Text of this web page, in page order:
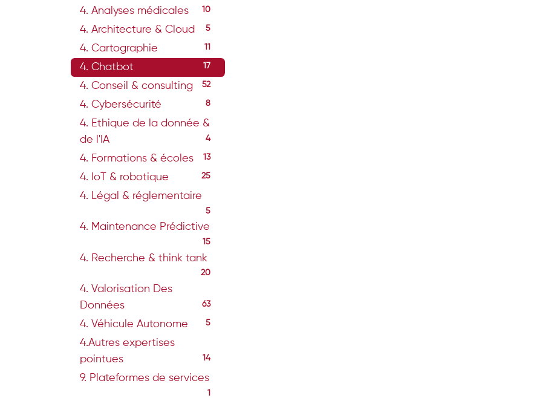
4. Analyses médicales 10
4. Architecture & Cloud 5
4. Cartographie 11
4. Chatbot 17
4. Conseil & consulting 52
4. Cybersécurité 8
4. Ethique de la donnée &
de l'IA
4
4. Formations & écoles 13
4. IoT & robotique 25
4. Légal & réglementaire
5
4. Maintenance Prédictive
15
4. Recherche & think tank
20
4. Valorisation Des
Données
63
4. Véhicule Autonome 5
4.Autres expertises
pointues
14
9. Plateformes de services
1